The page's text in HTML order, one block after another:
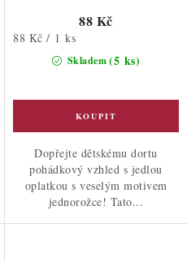
Skladem(5 ks)
88 Kč
Měrná
88 Kč / 1 ks
Dopřejte dětskému dortu
pohádkový vzhled s jedlou
oplatkou s veselým motivem
jednorožce! Tato...